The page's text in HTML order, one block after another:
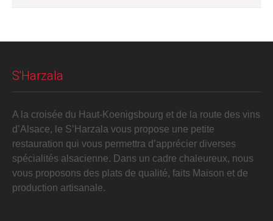
S'Harzala
A la croisée du Haut-Koenigsbourg et de la route des vins
d’Alsace, le S’Harzala vous propose une petite
restauration qui vous permettra d’apprécier diverses
spécialités alsacienne. Dans un cadre chaleureux, nous
vous proposons des plats de qualité, faits Maison et de
production artisanale.